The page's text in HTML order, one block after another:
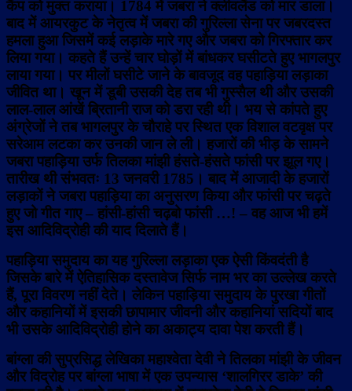
कैंप को मुक्त कराया। 1784 में जबरा ने क्लीवलैंड को मार डाला।
बाद में आयरकुट के नेतृत्व में जबरा की गुरिल्ला सेना पर जबरदस्त
हमला हुआ जिसमें कई लड़ाके मारे गए और जबरा को गिरफ्तार कर
लिया गया। कहते हैं उन्हें चार घोड़ों में बांधकर घसीटते हुए भागलपुर
लाया गया। पर मीलों घसीटे जाने के बावजूद वह पहाड़िया लड़ाका
जीवित था। खून में डूबी उसकी देह तब भी गुस्सैल थी और उसकी
लाल-लाल आंखें ब्रितानी राज को डरा रही थी। भय से कांपते हुए
अंग्रेजों ने तब भागलपुर के चौराहे पर स्थित एक विशाल वटवृक्ष पर
सरेआम लटका कर उनकी जान ले ली। हजारों की भीड़ के सामने
जबरा पहाड़िया उर्फ तिलका मांझी हंसते-हंसते फांसी पर झूल गए।
तारीख थी संभवतः 13 जनवरी 1785। बाद में आजादी के हजारों
लड़ाकों ने जबरा पहाड़िया का अनुसरण किया और फांसी पर चढ़ते
हुए जो गीत गाए – हांसी-हांसी चढ़बो फांसी …! – वह आज भी हमें
इस आदिविद्रोही की याद दिलाते हैं।
पहाड़िया समुदाय का यह गुरिल्ला लड़ाका एक ऐसी किंवदंती है
जिसके बारे में ऐतिहासिक दस्तावेज सिर्फ नाम भर का उल्लेख करते
हैं, पूरा विवरण नहीं देते। लेकिन पहाड़िया समुदाय के पुरखा गीतों
और कहानियों में इसकी छापामार जीवनी और कहानियां सदियों बाद
भी उसके आदिविद्रोही होने का अकाट्य दावा पेश करती हैं।
बांग्ला की सुप्रसिद्ध लेखिका महाश्वेता देवी ने तिलका मांझी के जीवन
और विद्रोह पर बांग्ला भाषा में एक उपन्यास ‘शालगिरर डाके’ की